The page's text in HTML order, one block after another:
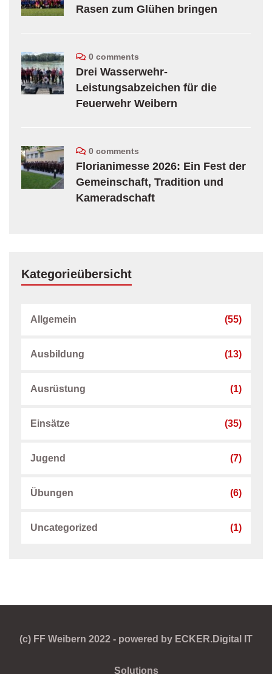
Rasen zum Glühen bringen
0 comments
Drei Wasserwehr-
Leistungsabzeichen für die
Feuerwehr Weibern
0 comments
Florianimesse 2026: Ein Fest der
Gemeinschaft, Tradition und
Kameradschaft
Kategorieübersicht
Allgemein (55)
Ausbildung (13)
Ausrüstung (1)
Einsätze (35)
Jugend (7)
Übungen (6)
Uncategorized (1)
(c) FF Weibern 2022 - powered by ECKER.Digital IT
Solutions